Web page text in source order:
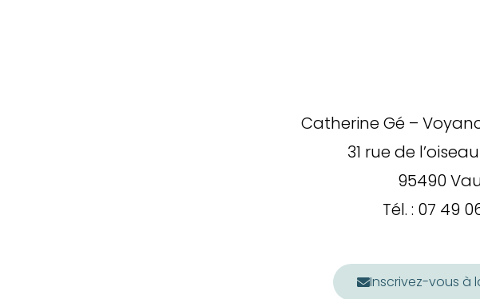
Catherine Gé –
31 rue de
95490
Tél. : 07 49
Inscrivez-vous à